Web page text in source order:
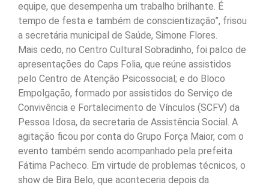
equipe, que desempenha um trabalho brilhante. É
tempo de festa e também de conscientização”, frisou
a secretária municipal de Saúde, Simone Flores.
Mais cedo, no Centro Cultural Sobradinho, foi palco de
apresentações do Caps Folia, que reúne assistidos
pelo Centro de Atenção Psicossocial; e do Bloco
Empolgação, formado por assistidos do Serviço de
Convivência e Fortalecimento de Vínculos (SCFV) da
Pessoa Idosa, da secretaria de Assistência Social. A
agitação ficou por conta do Grupo Força Maior, com o
evento também sendo acompanhado pela prefeita
Fátima Pacheco. Em virtude de problemas técnicos, o
show de Bira Belo, que aconteceria depois da